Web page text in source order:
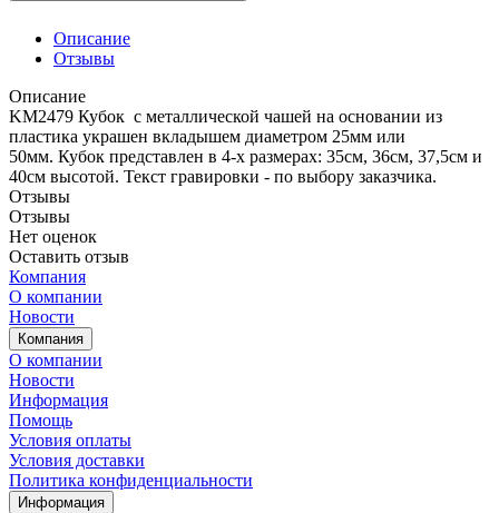
Описание
Отзывы
Описание
KM2479 Кубок с металлической чашей на основании из
пластика украшен вкладышем диаметром 25мм или
50мм. Кубок представлен в 4-x размерах: 35см, 36см, 37,5см и
40см высотой. Текст гравировки - по выбору заказчика.
Отзывы
Отзывы
Нет оценок
Оставить отзыв
Компания
О компании
Новости
Компания
О компании
Новости
Информация
Помощь
Условия оплаты
Условия доставки
Политика конфиденциальности
Информация